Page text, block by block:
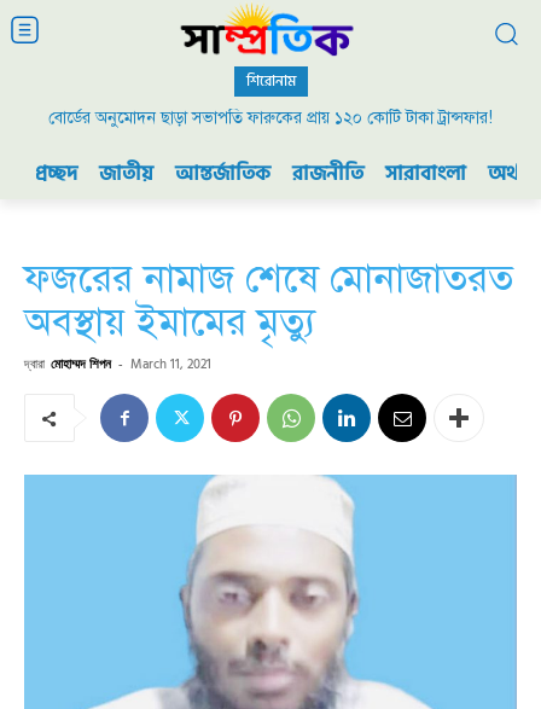
শিরোনাম
বোর্ডের অনুমোদন ছাড়া সভাপতি ফারুকের প্রায় ১২০ কোটি টাকা ট্রান্সফার!
প্রচ্ছদ জাতীয় আন্তর্জাতিক রাজনীতি সারাবাংলা
ফজরের নামাজ শেষে মোনাজাতরত
অবস্থায় ইমামের মৃত্যু
দ্বারা মোহাম্মদ শিপন - March 11, 2021